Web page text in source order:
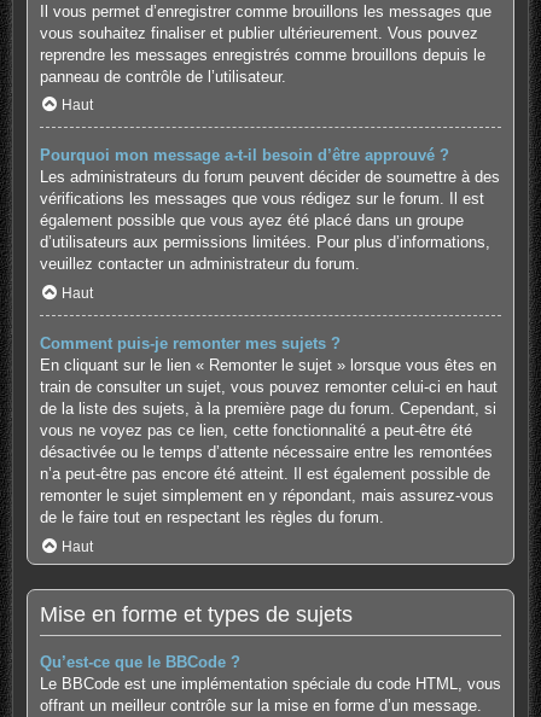
Il vous permet d’enregistrer comme brouillons les messages que
vous souhaitez finaliser et publier ultérieurement. Vous pouvez
reprendre les messages enregistrés comme brouillons depuis le
panneau de contrôle de l’utilisateur.
Haut
Pourquoi mon message a-t-il besoin d’être approuvé ?
Les administrateurs du forum peuvent décider de soumettre à des
vérifications les messages que vous rédigez sur le forum. Il est
également possible que vous ayez été placé dans un groupe
d’utilisateurs aux permissions limitées. Pour plus d’informations,
veuillez contacter un administrateur du forum.
Haut
Comment puis-je remonter mes sujets ?
En cliquant sur le lien « Remonter le sujet » lorsque vous êtes en
train de consulter un sujet, vous pouvez remonter celui-ci en haut
de la liste des sujets, à la première page du forum. Cependant, si
vous ne voyez pas ce lien, cette fonctionnalité a peut-être été
désactivée ou le temps d’attente nécessaire entre les remontées
n’a peut-être pas encore été atteint. Il est également possible de
remonter le sujet simplement en y répondant, mais assurez-vous
de le faire tout en respectant les règles du forum.
Haut
Mise en forme et types de sujets
Qu’est-ce que le BBCode ?
Le BBCode est une implémentation spéciale du code HTML, vous
offrant un meilleur contrôle sur la mise en forme d’un message.